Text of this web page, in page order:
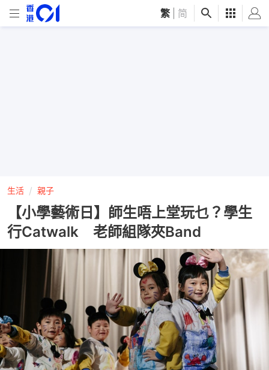
繁 简
生活 親子
【小學藝術日】師生唔上堂玩乜？學生
行Catwalk 老師組隊夾Band